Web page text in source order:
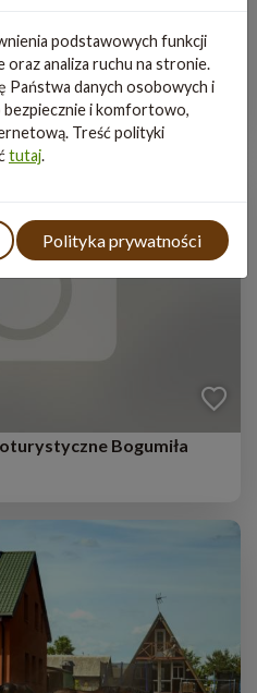
podstawowych funkcji
oraz analiza ruchu na stronie.
Państwa danych osobowych i
bezpiecznie i komfortowo,
Treść polityki
tutaj.
Polityka prywatności
Bogumiła